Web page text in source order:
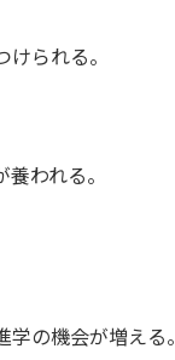
られる。
われる。
の機会が増える。